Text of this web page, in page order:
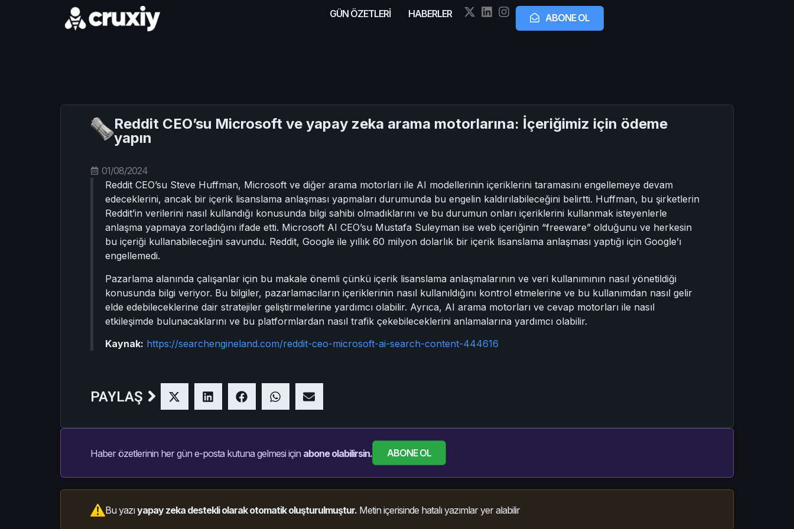
GÜN ÖZETLERİ HABERLER ABONE OL
Reddit CEO’su Microsoft ve yapay zeka arama motorlarına: İçeriğimiz için ödeme
yapın
01/08/2024
Reddit CEO’su Steve Huffman, Microsoft ve diğer arama motorları ile AI modellerinin içeriklerini taramasını engellemeye devam
edeceklerini, ancak bir içerik lisanslama anlaşması yapmaları durumunda bu engelin kaldırılabileceğini belirtti. Huffman, bu şirketlerin
Reddit’in verilerini nasıl kullandığı konusunda bilgi sahibi olmadıklarını ve bu durumun onları içeriklerini kullanmak isteyenlerle
anlaşma yapmaya zorladığını ifade etti. Microsoft AI CEO’su Mustafa Suleyman ise web içeriğinin “freeware” olduğunu ve herkesin
bu içeriği kullanabileceğini savundu. Reddit, Google ile yıllık 60 milyon dolarlık bir içerik lisanslama anlaşması yaptığı için Google’ı
engellemedi.
Pazarlama alanında çalışanlar için bu makale önemli çünkü içerik lisanslama anlaşmalarının ve veri kullanımının nasıl yönetildiği
konusunda bilgi veriyor. Bu bilgiler, pazarlamacıların içeriklerinin nasıl kullanıldığını kontrol etmelerine ve bu kullanımdan nasıl gelir
elde edebileceklerine dair stratejiler geliştirmelerine yardımcı olabilir. Ayrıca, AI arama motorları ve cevap motorları ile nasıl
etkileşimde bulunacaklarını ve bu platformlardan nasıl trafik çekebileceklerini anlamalarına yardımcı olabilir.
Kaynak: https://searchengineland.com/reddit-ceo-microsoft-ai-search-content-444616
PAYLAŞ
Haber özetlerinin her gün e-posta kutuna gelmesi için abone olabilirsin. ABONE OL
Bu yazıyapay zeka destekli olarak otomatik oluşturulmuştur. Metin içerisinde hatalı yazımlar yer alabilir